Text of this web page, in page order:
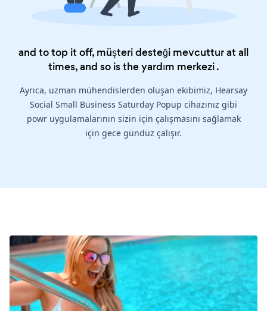
and to top it off, müşteri desteği mevcuttur at all
times, and so is theyardım merkezi.
Ayrıca, uzman mühendislerden oluşan ekibimiz, Hearsay
Social Small Business Saturday Popup cihazınız gibi
powr uygulamalarının sizin için çalışmasını sağlamak
için gece gündüz çalışır.